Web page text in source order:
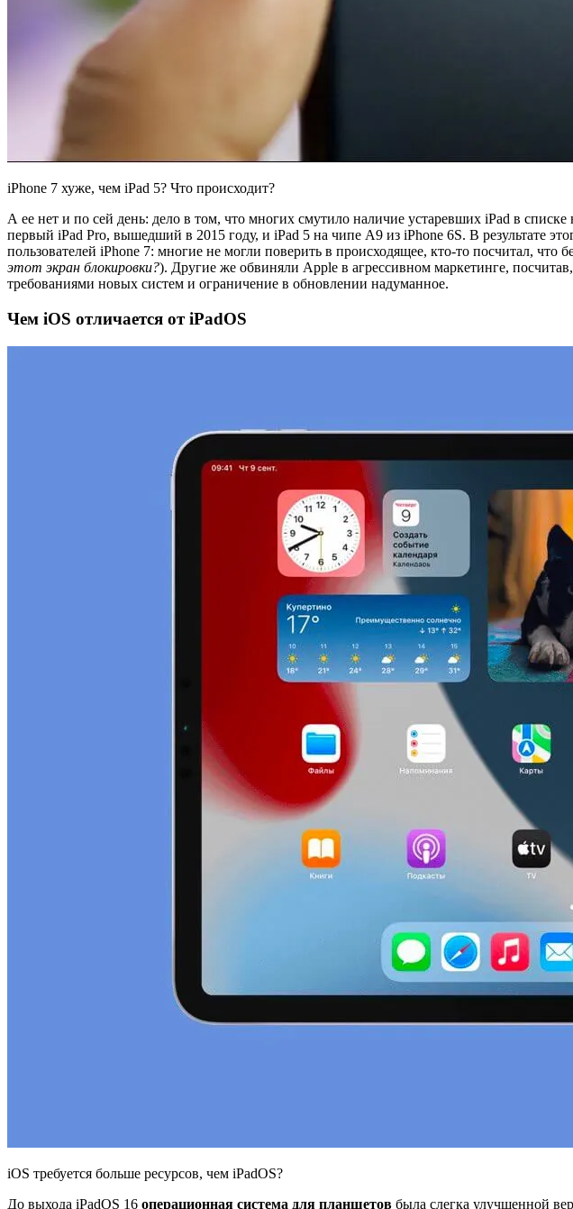
iPhone 7 хуже, чем iPad 5? Что происходит?
А ее нет и по сей день: дело в том, что многих смутило наличие устаревших iPad в
первый iPad Pro, вышедший в 2015 году, и iPad 5 на чипе А9 из iPhone 6S. В результате
пользователей iPhone 7: многие не могли поверить в происходящее, кто-то посчитал, что
этот экран блокировки?). Другие же обвиняли Apple в агрессивном маркетинге,
требованиями новых систем и ограничение в обновлении надуманное.
Чем iOS отличается от iPadOS
iOS требуется больше ресурсов, чем iPadOS?
До выхода iPadOS 16 операционная система для планшетов была слегка улучшенной